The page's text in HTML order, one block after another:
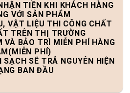
TIỀN KHI KHÁCH HÀNG
VỚI SẢN PHẨM
VẬT LIỆU THI CÔNG CHẤT
TRÊN THỊ TRƯỜNG
VÀ BẢO TRÌ MIỄN PHÍ HÀNG
PHÍ)
SẠCH SẼ TRẢ NGUYÊN HIỆN
BAN ĐẦU